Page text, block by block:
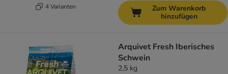
4 Varianten
Zum Warenkorb
hinzufügen
Arquivet Fresh Iberisches
Schwein
2,5 kg